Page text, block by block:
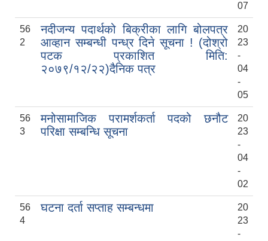
07
56
2
नदीजन्य पदार्थको बिक्रीका लागि बोलपत्र
आव्हान सम्बन्धी पन्ध्र दिने सूचना ! (दोश्रो
पटक प्रकाशित मिति:
२०७९/१२/२२)दैनिक पत्र
20
23
-
04
-
05
56
3
मनोसामाजिक परामर्शकर्ता पदको छनौट
परिक्षा सम्बन्धि सूचना
20
23
-
04
-
02
56
4
घटना दर्ता सप्ताह सम्बन्धमा
20
23
-